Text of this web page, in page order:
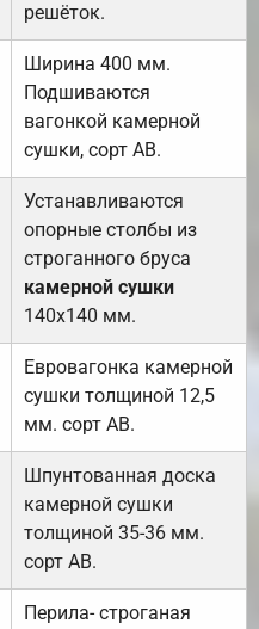
решёток.
Ширина 400 мм.
Подшиваются
вагонкой камерной
сушки, сорт АВ.
Устанавливаются
опорные столбы из
строганного бруса
камерной сушки
140х140 мм.
Евровагонка камерной
сушки толщиной 12,5
мм. сорт АВ.
Шпунтованная доска
камерной сушки
толщиной 35-36 мм.
сорт АВ.
Перила- строганая